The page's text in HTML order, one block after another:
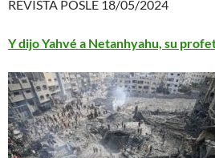
REVISTA POSLÉ 18/05/2024
Y dijo Yahvé a Netanhyahu, su